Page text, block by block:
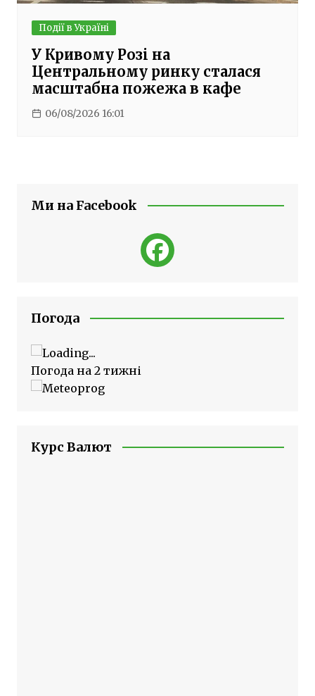
Події в Україні
У Кривому Розі на
Центральному ринку сталася
масштабна пожежа в кафе
06/08/2026 16:01
Ми на Facebook
Погода
Погода на 2 тижні
Курс Валют